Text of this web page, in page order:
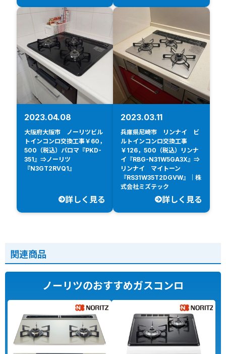
2023.04.08
大阪府大阪市 ノーリツビル
トインコンロ交換工事￥60，
500（税込）パロマ『PKD-
351』⇒ノーリツ
『N3GT2RVQ1』
詳しく見る
2023.03.11
兵庫県尼崎市 リンナイ ビ
ルトインコンロ交換工事
￥126，500（税込）リンナ
イ『RBG-N31W5GA3X』⇒
リンナイ マイトーン
『RS31W35T2DGVW』｜株
式会社ミズテック
詳しく見る
関連商品
ノーリツのおすすめガスコンロ